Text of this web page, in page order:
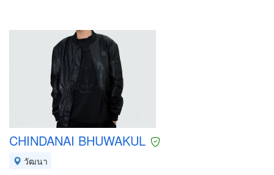
CHINDANAI BHUWAKUL
วัฒนา